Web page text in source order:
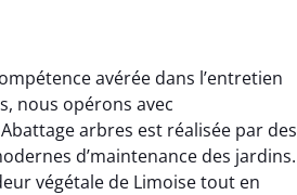
avérée dans l’entretien
nous opérons avec
arbres est réalisée par des
d’maintenance des jardins.
végétale de Limoise tout en